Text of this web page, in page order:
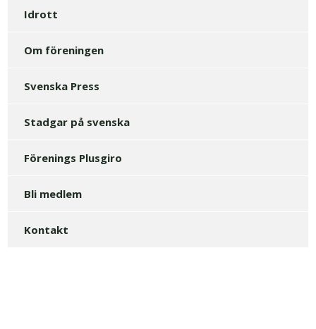
Idrott
Om föreningen
Svenska Press
Stadgar på svenska
Förenings Plusgiro
Bli medlem
Kontakt